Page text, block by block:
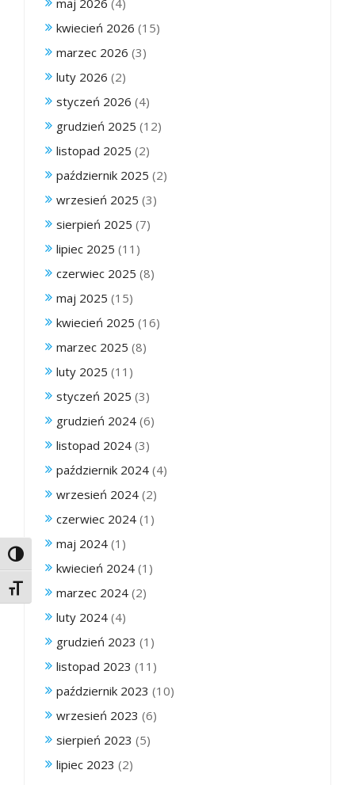
Toggle High Contrast
Toggle Font size
maj 2026 (4)
kwiecień 2026 (15)
marzec 2026 (3)
luty 2026 (2)
styczeń 2026 (4)
grudzień 2025 (12)
listopad 2025 (2)
październik 2025 (2)
wrzesień 2025 (3)
sierpień 2025 (7)
lipiec 2025 (11)
czerwiec 2025 (8)
maj 2025 (15)
kwiecień 2025 (16)
marzec 2025 (8)
luty 2025 (11)
styczeń 2025 (3)
grudzień 2024 (6)
listopad 2024 (3)
październik 2024 (4)
wrzesień 2024 (2)
czerwiec 2024 (1)
maj 2024 (1)
kwiecień 2024 (1)
marzec 2024 (2)
luty 2024 (4)
grudzień 2023 (1)
listopad 2023 (11)
październik 2023 (10)
wrzesień 2023 (6)
sierpień 2023 (5)
lipiec 2023 (2)